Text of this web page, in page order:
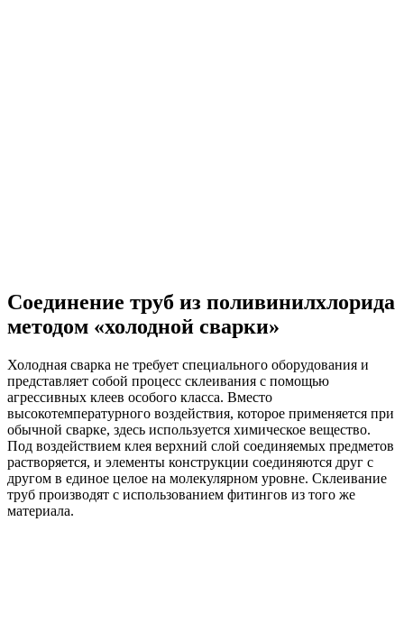
Соединение труб из поливинилхлорида
методом «холодной сварки»
Холодная сварка не требует специального оборудования и
представляет собой процесс склеивания с помощью
агрессивных клеев особого класса. Вместо
высокотемпературного воздействия, которое применяется при
обычной сварке, здесь используется химическое вещество.
Под воздействием клея верхний слой соединяемых предметов
растворяется, и элементы конструкции соединяются друг с
другом в единое целое на молекулярном уровне. Склеивание
труб производят с использованием фитингов из того же
материала.